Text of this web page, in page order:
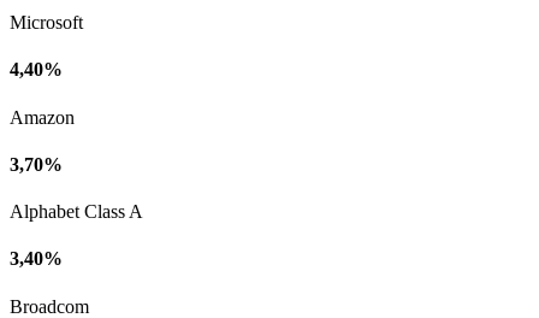
Microsoft
4,40%
Amazon
3,70%
Alphabet Class A
3,40%
Broadcom